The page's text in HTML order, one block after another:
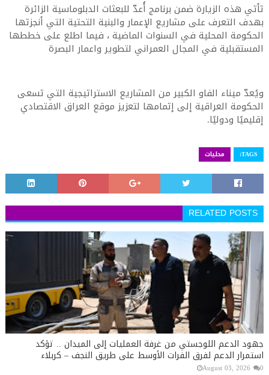
تأتي هذه الزيارة ضمن برنامج أُعدّ للبعثات الدبلوماسية الزائرة
بهدف التعرف على مشاريع الإعمار والبنية التحتية التي أنجزتها
الحكومة المحلية في السنوات الماضية ، فيما اطلع على خططها
المستقبلية في المجال العمراني لتطوير واعمار البصرة
ويُعدّ ميناء الفاو الكبير من المشاريع الاستراتيجية التي تسعى
الحكومة العراقية إلى إتمامها لتعزيز موقع العراق الاقتصادي
إقليميًا ودوليًا.
TAGS: محليات
RELATED POSTS
جهود الدعم اللوجستي من غرفة العمليات إلى الميدان .. تؤكد
استمرار الدعم لفرق الفرات الأوسط على طريق النجف – كربلاء
August 03, 2026 0